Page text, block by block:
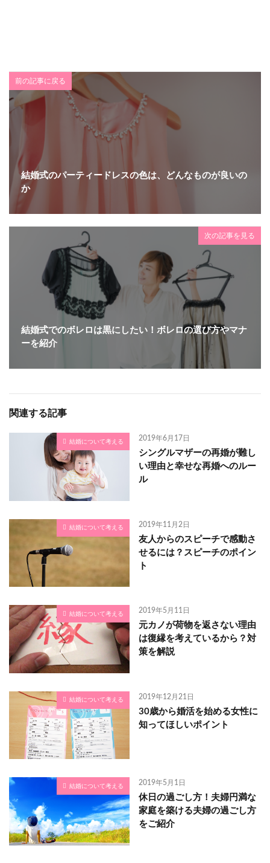
前の記事に戻る
結婚式のパーティードレスの色は、どんなものが良いの
か
次の記事を見る
結婚式でのボレロは黒にしたい！ボレロの選び方やマナ
ーを紹介
関連する記事
結婚について考える 2019年6月17日
シングルマザーの再婚が難し
い理由と幸せな再婚へのルー
ル
結婚について考える 2019年11月2日
友人からのスピーチで感動さ
せるには？スピーチのポイン
ト
結婚について考える 2019年5月11日
元カノが荷物を返さない理由
は復縁を考えているから？対
策を解説
結婚について考える 2019年12月21日
30歳から婚活を始める女性に
知ってほしいポイント
結婚について考える 2019年5月1日
休日の過ごし方！夫婦円満な
家庭を築ける夫婦の過ごし方
をご紹介